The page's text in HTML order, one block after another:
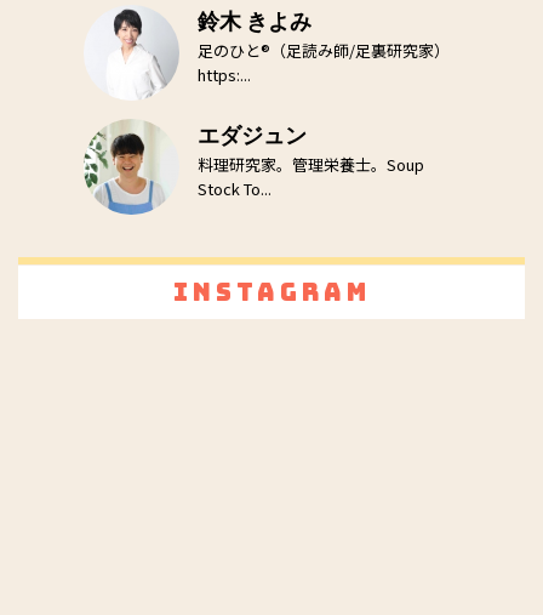
鈴木 きよみ
足のひと®（足読み師/足裏研究家）
https:...
エダジュン
料理研究家。管理栄養士。Soup
Stock To...
Instagram